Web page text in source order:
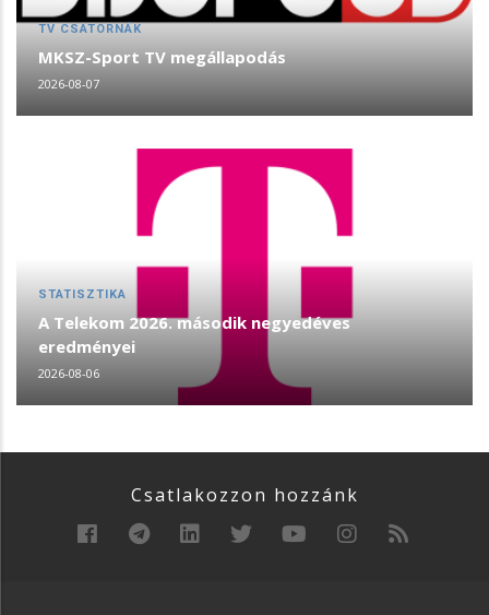
TV CSATORNÁK
MKSZ-Sport TV megállapodás
2026-08-07
STATISZTIKA
A Telekom 2026. második negyedéves
eredményei
2026-08-06
Csatlakozzon hozzánk